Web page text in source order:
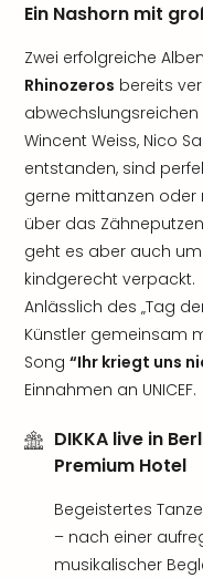
Ein Nashorn mit
Zwei erfolgreiche
Rhinozeros bereits
abwechslungsreichen
Wincent Weiss, Nico
entstanden, sind
gerne mittanzen oder
über das
geht es aber auch
kindgerecht verpackt.
Anlässlich des „Tag
Künstler gemeinsam
Song “Ihr kriegt uns
Einnahmen an UNICEF.
DIKKA live in
Premium Hotel
Begeistertes
– nach einer
musikalischer